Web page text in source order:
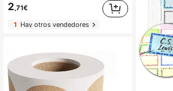
2,71€
1Hay otros vendedores